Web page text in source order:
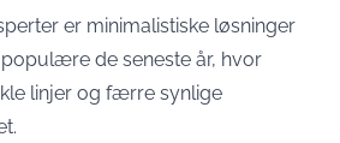
er minimalistiske løsninger
de seneste år, hvor
linjer og færre synlige